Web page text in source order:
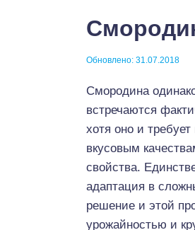
Обновлено: 31.07.2018
Смородина
встречаются
хотя оно и
вкусовым
свойства.
адаптация в
решение и этой
урожайностью и